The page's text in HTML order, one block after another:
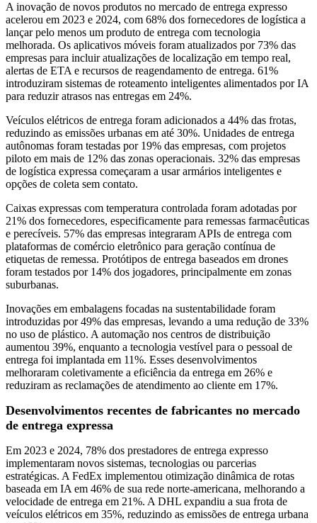
A inovação de novos produtos no mercado de entrega expresso
acelerou em 2023 e 2024, com 68% dos fornecedores de logística a
lançar pelo menos um produto de entrega com tecnologia
melhorada. Os aplicativos móveis foram atualizados por 73% das
empresas para incluir atualizações de localização em tempo real,
alertas de ETA e recursos de reagendamento de entrega. 61%
introduziram sistemas de roteamento inteligentes alimentados por IA
para reduzir atrasos nas entregas em 24%.
Veículos elétricos de entrega foram adicionados a 44% das frotas,
reduzindo as emissões urbanas em até 30%. Unidades de entrega
autônomas foram testadas por 19% das empresas, com projetos
piloto em mais de 12% das zonas operacionais. 32% das empresas
de logística expressa começaram a usar armários inteligentes e
opções de coleta sem contato.
Caixas expressas com temperatura controlada foram adotadas por
21% dos fornecedores, especificamente para remessas farmacêuticas
e perecíveis. 57% das empresas integraram APIs de entrega com
plataformas de comércio eletrônico para geração contínua de
etiquetas de remessa. Protótipos de entrega baseados em drones
foram testados por 14% dos jogadores, principalmente em zonas
suburbanas.
Inovações em embalagens focadas na sustentabilidade foram
introduzidas por 49% das empresas, levando a uma redução de 33%
no uso de plástico. A automação nos centros de distribuição
aumentou 39%, enquanto a tecnologia vestível para o pessoal de
entrega foi implantada em 11%. Esses desenvolvimentos
melhoraram coletivamente a eficiência da entrega em 26% e
reduziram as reclamações de atendimento ao cliente em 17%.
Desenvolvimentos recentes de fabricantes no mercado
de entrega expressa
Em 2023 e 2024, 78% dos prestadores de entrega expresso
implementaram novos sistemas, tecnologias ou parcerias
estratégicas. A FedEx implementou otimização dinâmica de rotas
baseada em IA em 46% de sua rede norte-americana, melhorando a
velocidade de entrega em 21%. A DHL expandiu a sua frota de
veículos elétricos em 35%, reduzindo as emissões de entrega urbana